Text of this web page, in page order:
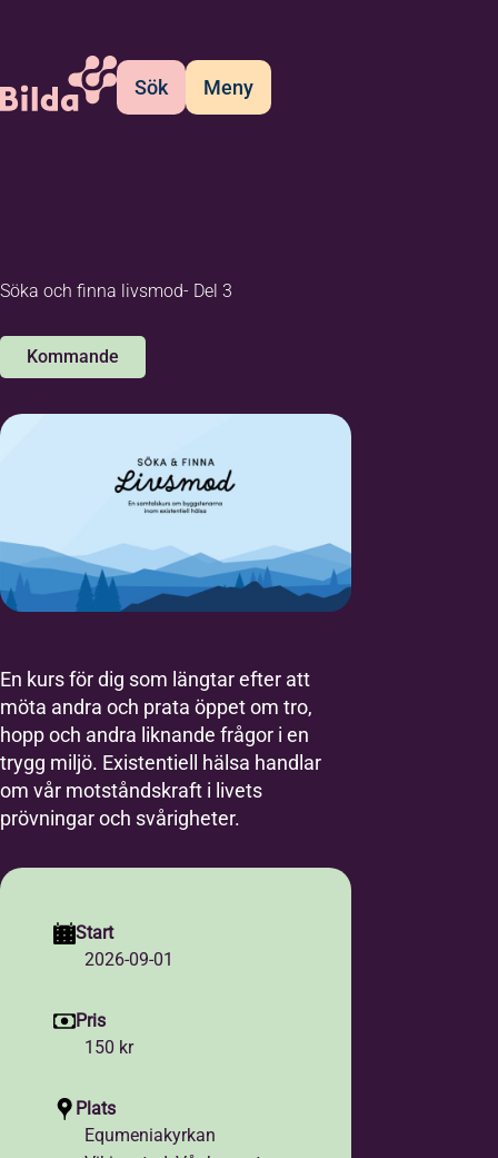
Sök Meny
Söka och finna livsmod- Del 3
Kommande
En kurs för dig som längtar efter att
möta andra och prata öppet om tro,
hopp och andra liknande frågor i en
trygg miljö. Existentiell hälsa handlar
om vår motståndskraft i livets
prövningar och svårigheter.
Start
2026-09-01
Pris
150 kr
Plats
Equmeniakyrkan